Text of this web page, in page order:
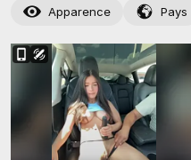
Apparence Pays